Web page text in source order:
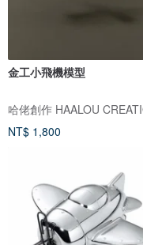
金工小飛機模型
哈佬創作 HAALOU
NT$ 1,800